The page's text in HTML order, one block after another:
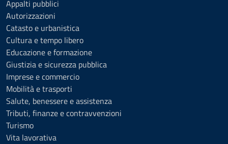
Appalti pubblici
Autorizzazioni
Catasto e urbanistica
Cultura e tempo libero
Educazione e formazione
Giustizia e sicurezza pubblica
Imprese e commercio
Mobilità e trasporti
Salute, benessere e assistenza
Tributi, finanze e contravvenzioni
Turismo
Vita lavorativa